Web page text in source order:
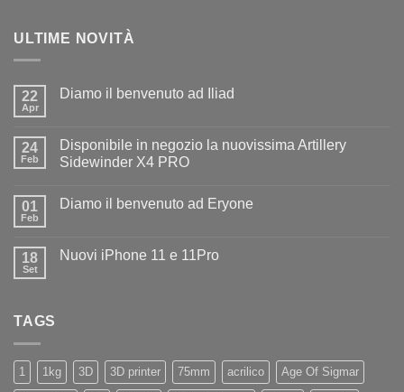
ULTIME NOVITÀ
22
Apr
Diamo il benvenuto ad Iliad
Diamo
il
benvenuto
24
Feb
Disponibile in negozio la nuovissima Artillery
Sidewinder X4 PRO
su
la
nuovissima
01
Feb
Diamo il benvenuto ad Eryone
Diamo
18
Set
Nuovi iPhone 11 e 11Pro
TAGS
1 1kg 3D 3D printer 75mm acrilico Age Of Sigmar